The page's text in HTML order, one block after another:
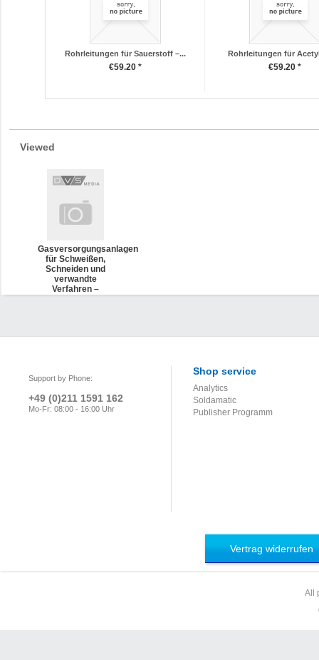
Rohrleitungen für Sauerstoff –...
€59.20 *
Rohrleitungen für
€59.20 *
Viewed
Gasversorgungsanlagen
für Schweißen,
Schneiden und
verwandte
Verfahren –
sicherheitstechnische
Support by Phone:
+49 (0)211 1591 162
Mo-Fr: 08:00 - 16:00 Uhr
Shop service
Analytics
Soldamatic
Publisher Programm
Vertrag widerrufen
All